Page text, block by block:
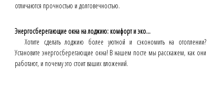
отличаются прочностью и долговечностью.
Энергосберегающие окна на лоджию: комфорт и эко...
Хотите сделать лоджию более уютной и сэкономить на отоплении?
Установите энергосберегающие окна! В нашем посте мы расскажем, как они
работают, и почему это стоит ваших вложений.